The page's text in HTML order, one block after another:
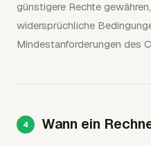
günstigere Rechte
widersprüchliche
Mindestanforderungen des
Wann ein